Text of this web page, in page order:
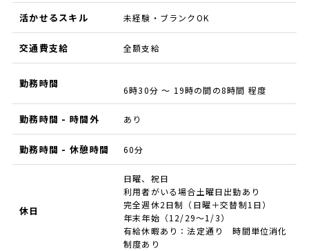
活かせるスキル 未経験・ブランクOK
交通費支給 全額支給
勤務時間
6時30分 ～ 19時の間の8時間 程度
勤務時間 - 時間外 あり
勤務時間 - 休憩時間 60分
休日
日曜、祝日
利用者がいる場合土曜日出勤あり
完全週休2日制（日曜＋交替制1日）
年末年始（12/29～1/3）
有給休暇あり：法定通り 時間単位消化
制度あり